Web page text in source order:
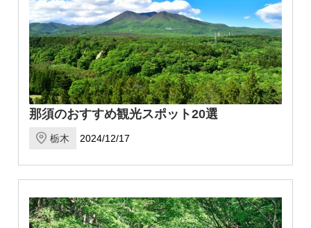
那須のおすすめ観光スポット20選
栃木 2024/12/17